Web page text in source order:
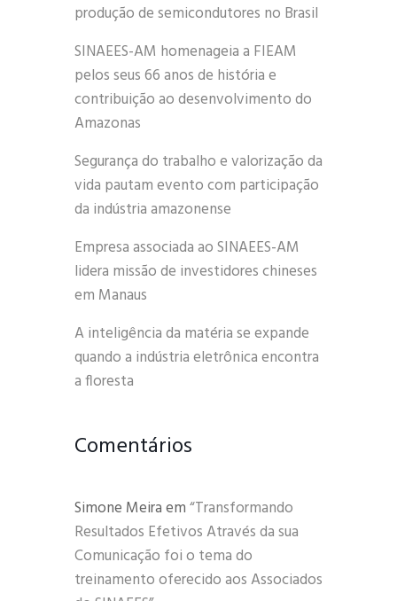
produção de semicondutores no Brasil
SINAEES-AM homenageia a FIEAM
pelos seus 66 anos de história e
contribuição ao desenvolvimento do
Amazonas
Segurança do trabalho e valorização da
vida pautam evento com participação
da indústria amazonense
Empresa associada ao SINAEES-AM
lidera missão de investidores chineses
em Manaus
A inteligência da matéria se expande
quando a indústria eletrônica encontra
a floresta
Comentários
Simone Meiraem“Transformando
Resultados Efetivos Através da sua
Comunicação foi o tema do
treinamento oferecido aos Associados